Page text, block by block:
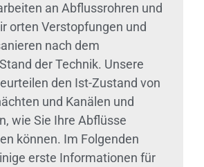
an Abflussrohren und
orten Verstopfungen und
nach dem
der Technik. Unsere
den Ist-Zustand von
und Kanälen und
wie Sie Ihre Abflüsse
können. Im Folgenden
erste Informationen für